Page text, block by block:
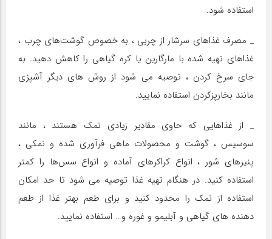
استفاده شود.
_ مصرف غذاهای سرشار از چربی ، به خصوص گوشت‌های چرب ،
غذاهای تهیه شده با مارگارین یا کره گیاهی را کاهش دهید. به
جای سرخ کردن ، توصیه می شود از روش های دیگر آشپزی
مانند بخارپزکردن استفاده نمایید.
_ از غذاهایی که حاوی مقادیر زیادی نمک هستند ، مانند
سوسیس ، گوشت و محصولات ماهی فرآوری شده و نمکی ،
پنیرهای شور ، انواع کراکرهای آماده و انواع سس‌ها را کمتر
استفاده کنید. در هنگام تهیه غذا توصیه می شود تا حد امکان
استفاده از نمک را محدود کنید و برای طعم بهتر غذا از طعم
دهنده های گیاهی و آبلیمو و غوره و… استفاده نمایید.